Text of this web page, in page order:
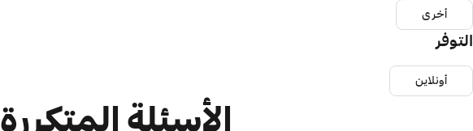
أخرى
التوفر
أونلاين
الأسئلة المتكررة